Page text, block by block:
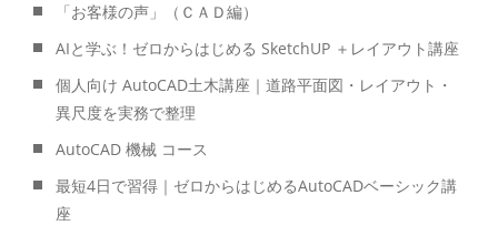
「お客様の声」（ＣＡＤ編）
AIと学ぶ！ゼロからはじめる SketchUP ＋レイアウト講座
個人向け AutoCAD土木講座｜道路平面図・レイアウト・
異尺度を実務で整理
AutoCAD 機械 コース
最短4日で習得｜ゼロからはじめるAutoCADベーシック講
座